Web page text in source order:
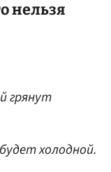
нельзя
грянут
холодной.